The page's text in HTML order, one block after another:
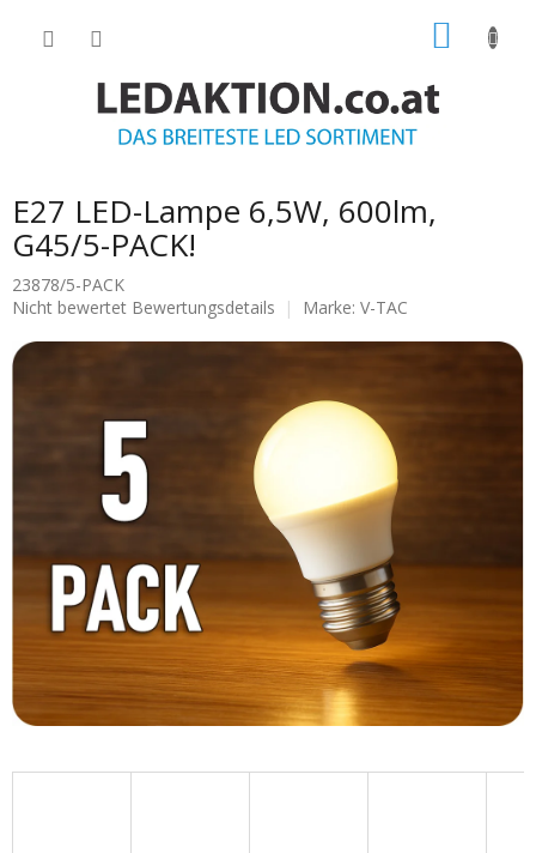
E27 LED-Lampe 6,5W, 600lm,
G45/5-PACK!
23878/5-PACK
Die
Produktbewertung
Sternen.
Nicht bewertet Bewertungsdetails Marke: V-TAC